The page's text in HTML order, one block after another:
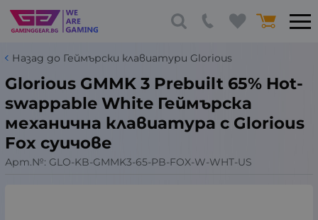
Назад до Геймърски клавиатури Glorious
Glorious GMMK 3 Prebuilt 65% Hot-
swappable White Геймърска
механична клавиатура с Glorious
Fox суичове
Арт.№: GLO-KB-GMMK3-65-PB-FOX-W-WHT-US